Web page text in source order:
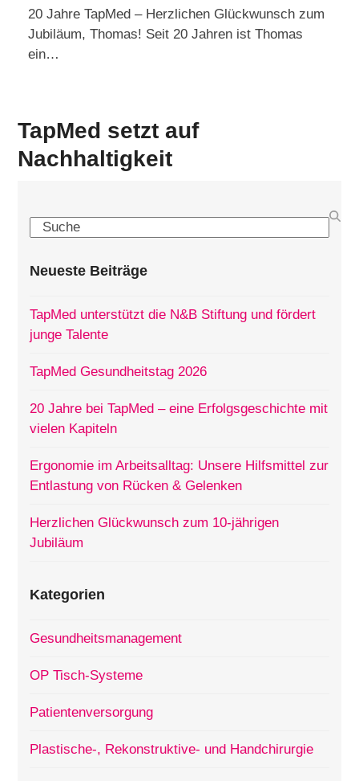
20 Jahre TapMed – Herzlichen Glückwunsch zum
Jubiläum, Thomas! Seit 20 Jahren ist Thomas
ein…
TapMed setzt auf
Nachhaltigkeit
Search
Neueste Beiträge
TapMed unterstützt die N&B Stiftung und fördert
junge Talente
TapMed Gesundheitstag 2026
20 Jahre bei TapMed – eine Erfolgsgeschichte mit
vielen Kapiteln
Ergonomie im Arbeitsalltag: Unsere Hilfsmittel zur
Entlastung von Rücken & Gelenken
Herzlichen Glückwunsch zum 10-jährigen
Jubiläum
Kategorien
Gesundheitsmanagement
OP Tisch-Systeme
Patientenversorgung
Plastische-, Rekonstruktive- und Handchirurgie